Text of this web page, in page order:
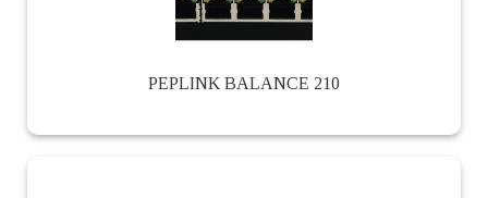
PEPLINK BALANCE 210